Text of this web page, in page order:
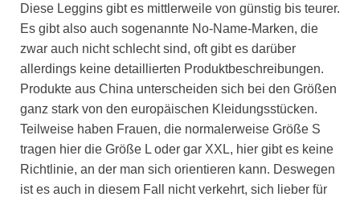
Diese Leggins gibt es mittlerweile von günstig bis teurer.
Es gibt also auch sogenannte No-Name-Marken, die
zwar auch nicht schlecht sind, oft gibt es darüber
allerdings keine detaillierten Produktbeschreibungen.
Produkte aus China unterscheiden sich bei den Größen
ganz stark von den europäischen Kleidungsstücken.
Teilweise haben Frauen, die normalerweise Größe S
tragen hier die Größe L oder gar XXL, hier gibt es keine
Richtlinie, an der man sich orientieren kann. Deswegen
ist es auch in diesem Fall nicht verkehrt, sich lieber für